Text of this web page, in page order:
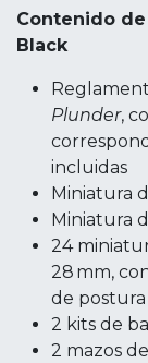
Contenido
Black
Plunder,
incluidas
Miniatura
Miniatura
24
28 mm,
de postura
2 kits de
2 mazos